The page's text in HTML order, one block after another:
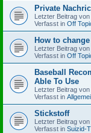
Private
Letzter Beitrag von
Verfasst in Off
How to
Letzter Beitrag von
Verfasst in Off
Baseball
Able To Use
Letzter Beitrag von
Verfasst in
Stickstoff
Letzter Beitrag von
Verfasst in Suizid-